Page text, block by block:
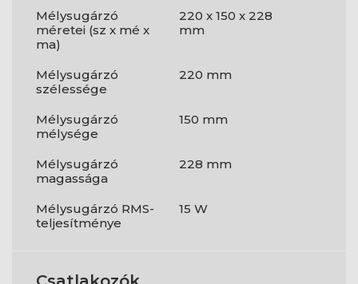
Mélysugárzó
méretei (sz x mé x
ma)
220 x 150 x 228
mm
Mélysugárzó
szélessége
220 mm
Mélysugárzó
mélysége
150 mm
Mélysugárzó
magassága
228 mm
Mélysugárzó RMS-
teljesítménye
15 W